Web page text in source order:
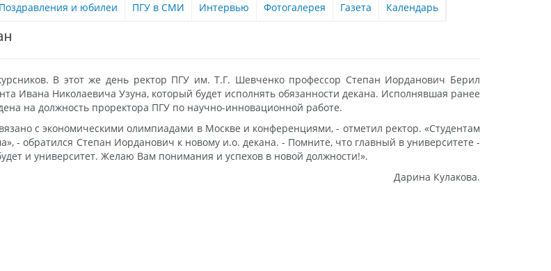
Поздравления и юбилеи ПГУ в СМИ Интервью Фотогалерея Газета Календарь
В этот же день ректор ПГУ им. Т.Г. Шевченко профессор Степан Иорданович Берил
Ивана Николаевича Узуна, который будет исполнять обязанности декана. Исполнявшая ранее
на должность проректора ПГУ по научно-инновационной работе.
с экономическими олимпиадами в Москве и конференциями, - отметил ректор. «Студентам
- обратился Степан Иорданович к новому и.о. декана. - Помните, что главный в университете -
и университет. Желаю Вам понимания и успехов в новой должности!».
Дарина Кулакова.